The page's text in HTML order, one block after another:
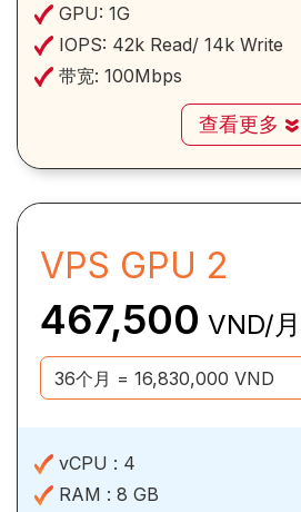
GPU: 1G
IOPS: 42k Read/ 14k Write
带宽: 100Mbps
查看更多
VPS GPU 2
467,500 VND/月
vCPU : 4
RAM : 8 GB